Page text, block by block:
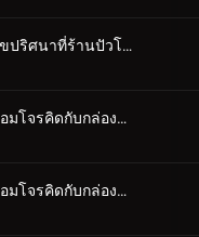
ตอนที่ 941 ไขปริศนาที่ร้านปัวโรต์ (ตอนจบ)
ตอนที่ 942 จอมโจรคิดกับกล่องปริศนา (ตอนแรก)
ตอนที่ 943 จอมโจรคิดกับกล่องปริศนา (ตอนจบ)